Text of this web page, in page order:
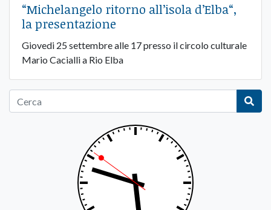
“Michelangelo ritorno all’isola d’Elba“,
la presentazione
Giovedi 25 settembre alle 17 presso il circolo culturale
Mario Cacialli a Rio Elba